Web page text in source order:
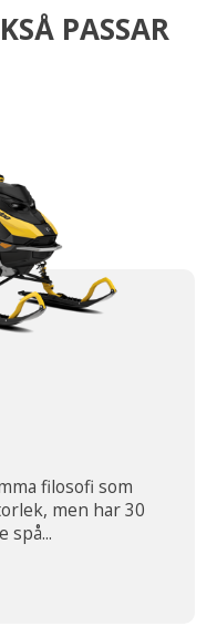
PASSAR
filosofi som
men har 30
spå...